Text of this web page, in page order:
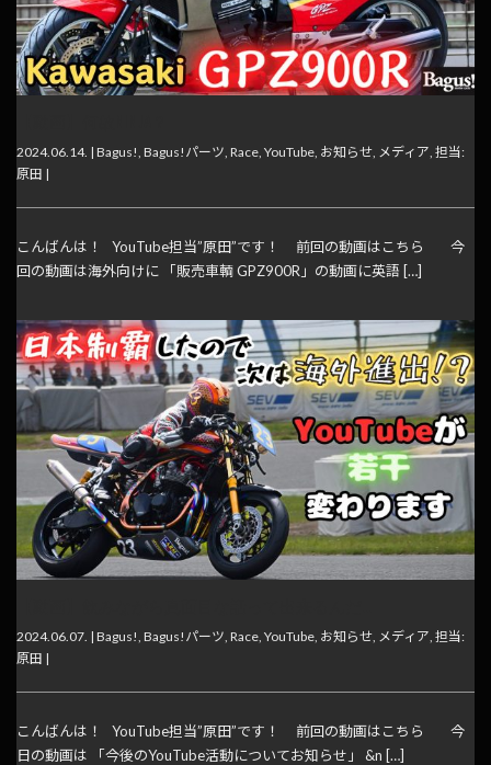
2024.06.14. | Bagus! Bagus!パーツ Race YouTube お知らせ メディア 担当:
原田 |
こんばんは！ YouTube担当”原田”です！ 前回の動画はこちら 今
回の動画は海外向けに 「販売車輌 GPZ900R」の動画に英語 […]
2024.06.07. | Bagus! Bagus!パーツ Race YouTube お知らせ メディア 担当:
原田 |
こんばんは！ YouTube担当”原田”です！ 前回の動画はこちら 今
日の動画は 「今後のYouTube活動についてお知らせ」 &n […]